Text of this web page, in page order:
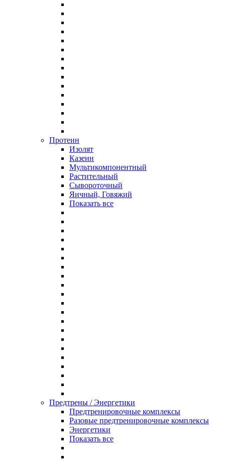
Протеин
Изолят
Казеин
Мультикомпонентный
Растительный
Сывороточный
Яичный, Говяжий
Показать все
Предтрены / Энергетики
Предтренировочные комплексы
Разовые предтренировочные комплексы
Энергетики
Показать все